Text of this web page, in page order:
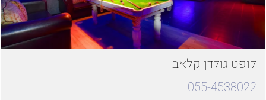
לופט גולדן קלאב
055-4538022